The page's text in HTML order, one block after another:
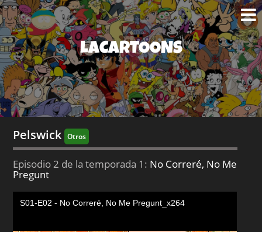
LACARTOONS
Pelswick Otros
Episodio 2 de la temporada 1: No Correré, No Me
Pregunt